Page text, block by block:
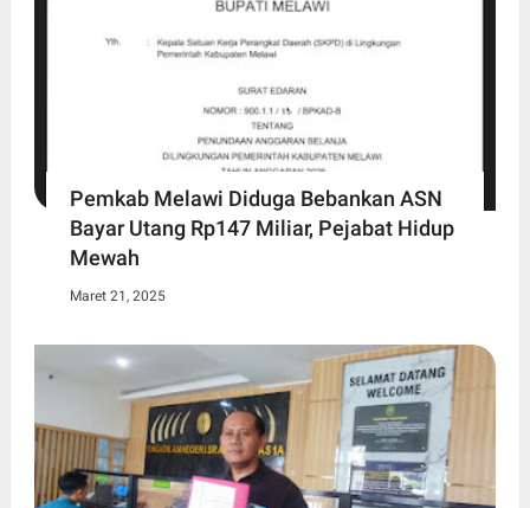
Pemkab Melawi Diduga Bebankan ASN
Bayar Utang Rp147 Miliar, Pejabat Hidup
Mewah
Maret 21, 2025